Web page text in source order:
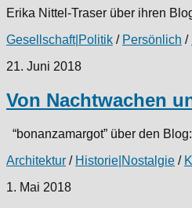
Erika Nittel-Traser über ihren
Gesellschaft|Politik / Persönlich /
21. Juni 2018
Von Nachtwachen
“bonanzamargot” über den
Architektur / Historie|Nostalgie /
1. Mai 2018